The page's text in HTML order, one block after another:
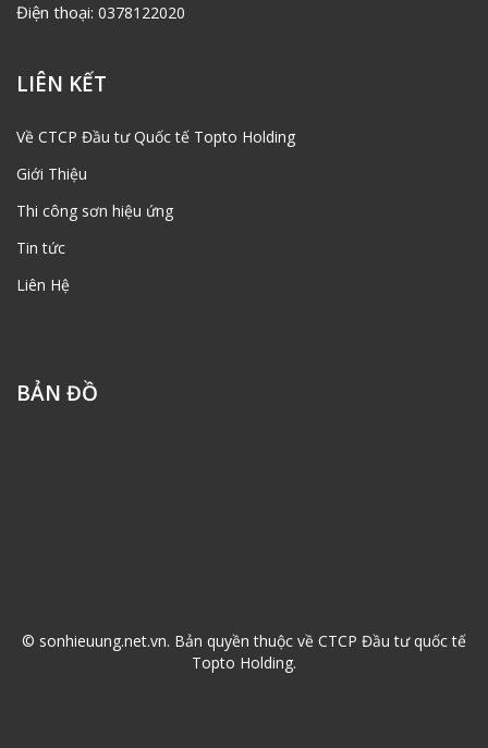
Điện thoại: 0378122020
LIÊN KẾT
Về CTCP Đầu tư Quốc tế Topto Holding
Giới Thiệu
Thi công sơn hiệu ứng
Tin tức
Liên Hệ
BẢN ĐỒ
© sonhieuung.net.vn. Bản quyền thuộc về CTCP Đầu tư quốc tế
Topto Holding.